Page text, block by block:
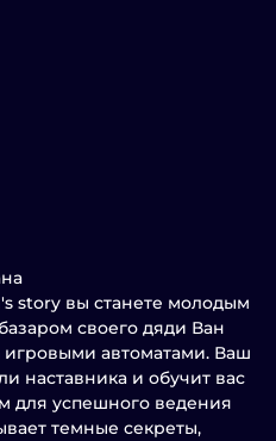
story вы станете молодым
своего дяди Ван
автоматами. Ваш
наставника и обучит вас
для успешного ведения
темные секреты,